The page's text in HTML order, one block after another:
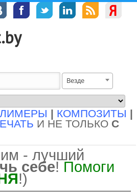
Везде
| КОМПОЗИТЫ |
И НЕ ТОЛЬКО С
- лучший
себе! Помоги
!)